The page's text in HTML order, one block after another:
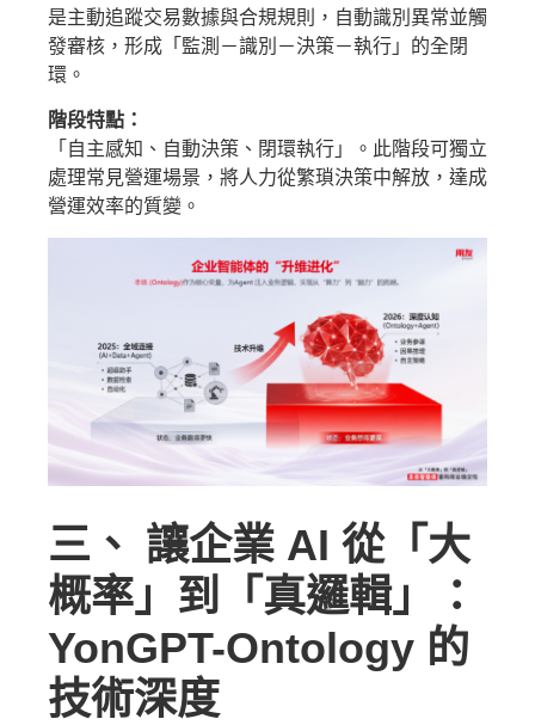
是主動追蹤交易數據與合規規則，自動識別異常並觸
發審核，形成「監測－識別－決策－執行」的全閉
環。
階段特點：
「自主感知、自動決策、閉環執行」。此階段可獨立
處理常見營運場景，將人力從繁瑣決策中解放，達成
營運效率的質變。
三、 讓企業 AI 從「大
概率」到「真邏輯」：
YonGPT-Ontology 的
技術深度